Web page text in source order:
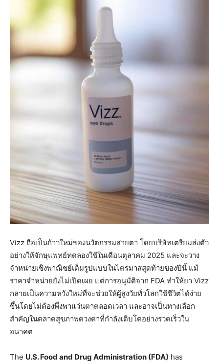
Vizz ถือเป็นก้าวใหม่ของนวัตกรรมสายตา โดยบริษัทเตรียมส่งตัว
อย่างให้จักษุแพทย์ทดลองใช้ในเดือนตุลาคม 2025 และจะวาง
จำหน่ายเชิงพาณิชย์เต็มรูปแบบในไตรมาสสุดท้ายของปีนี้ แม้
ราคาจำหน่ายยังไม่เปิดเผย แต่การอนุมัติจาก FDA ทำให้ยา Vizz
กลายเป็นความหวังใหม่ที่จะช่วยให้ผู้สูงวัยทั่วโลกใช้ชีวิตได้ง่าย
ขึ้นโดยไม่ต้องพึ่งพาแว่นตาตลอดเวลา และอาจเป็นทางเลือก
สำคัญในตลาดสุขภาพดวงตาที่กำลังเติบโตอย่างรวดเร็วใน
อนาคต
The U.S. Food and Drug Administration (FDA) has